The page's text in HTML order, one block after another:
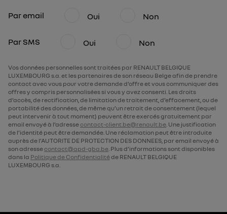
Par email Oui Non
Par SMS Oui Non
Vos données personnelles sont traitées par RENAULT BELGIQUE
LUXEMBOURG s.a. et les partenaires de son réseau Belge afin de prendre
contact avec vous pour votre demande d’offre et vous communiquer des
offres y compris personnalisées si vous y avez consenti. Les droits
d’accès, de rectification, de limitation de traitement, d’effacement, ou de
portabilité des données, de même qu’un retrait de consentement (lequel
peut intervenir à tout moment) peuvent être exercés gratuitement par
email envoyé à l’adresse contact-client.be@renault.be. Une justification
de l’identité peut être demandée. Une réclamation peut être introduite
auprès de l’AUTORITE DE PROTECTION DES DONNEES, par email envoyé à
son adresse contact@apd-gba.be. Plus d’informations sont disponibles
dans la Politique de Confidentialitéde RENAULT BELGIQUE
LUXEMBOURG s.a.